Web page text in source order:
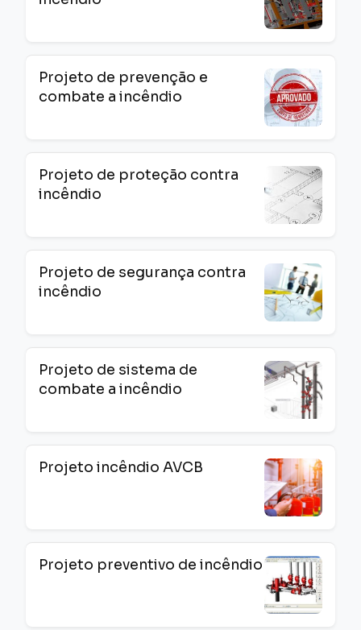
Projeto de prevenção e
combate a incêndio
Projeto de proteção contra
incêndio
Projeto de segurança contra
incêndio
Projeto de sistema de
combate a incêndio
Projeto incêndio AVCB
Projeto preventivo de incêndio